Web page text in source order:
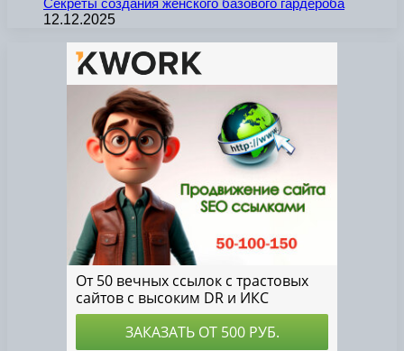
Секреты создания женского базового гардероба
12.12.2025